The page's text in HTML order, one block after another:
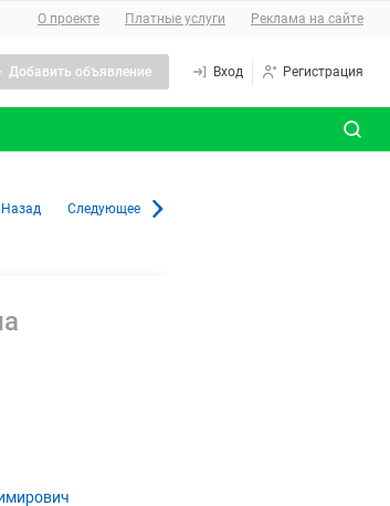
О сайте
О проекте Платные услуги Реклама на сайте
Добавить объявление Вход Регистрация
Назад Следующее